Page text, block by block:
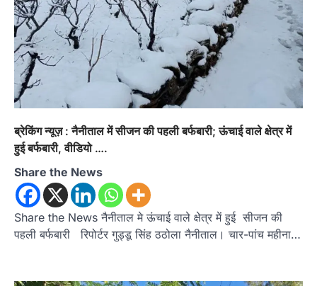
ब्रेकिंग न्यूज़ : नैनीताल में सीजन की पहली बर्फबारी; ऊंचाई वाले क्षेत्र में
हुई बर्फबारी, वीडियो ….
Share the News
Share the News नैनीताल मे ऊंचाई वाले क्षेत्र में हुई सीजन की
पहली बर्फबारी रिपोर्टर गुड्डू सिंह ठठोला नैनीताल। चार-पांच महीना…